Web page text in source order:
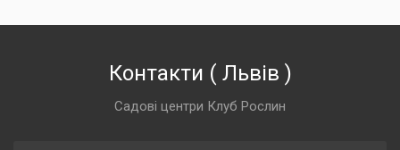
Контакти ( Львів )
Садові центри Клуб Рослин